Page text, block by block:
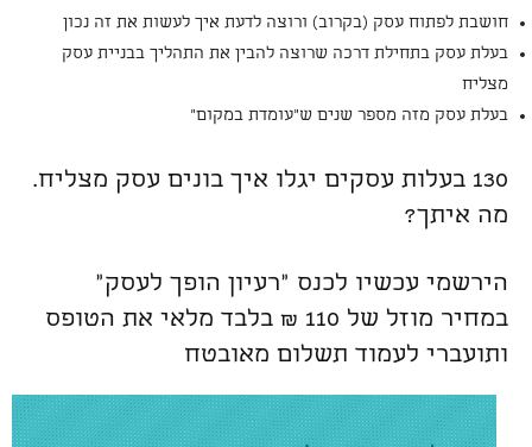
חושבת לפתוח עסק (בקרוב) ורוצה לדעת איך לעשות את זה נכון
בעלת עסק בתחילת דרכה שרוצה להבין את התהליך בבניית עסק
מצליח
בעלת עסק מזה מספר שנים ש"עומדת במקום"
130 בעלות עסקים יגלו איך בונים עסק מצליח.
מה איתך?
הירשמי עכשיו לכנס "רעיון הופך לעסק"
במחיר מוזל של 110 ₪ בלבד מלאי את הטופס
ותועברי לעמוד תשלום מאובטח